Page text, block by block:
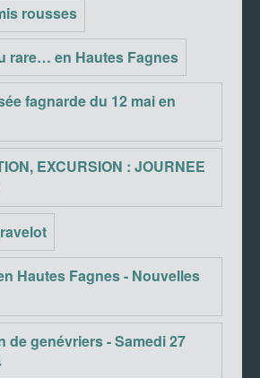
rousses
rare… en Hautes Fagnes
fagnarde du 12 mai en
EXCURSION : JOURNEE
Hautes Fagnes - Nouvelles
de genévriers - Samedi 27